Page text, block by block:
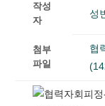
작성
자
성
첨부
파일
협